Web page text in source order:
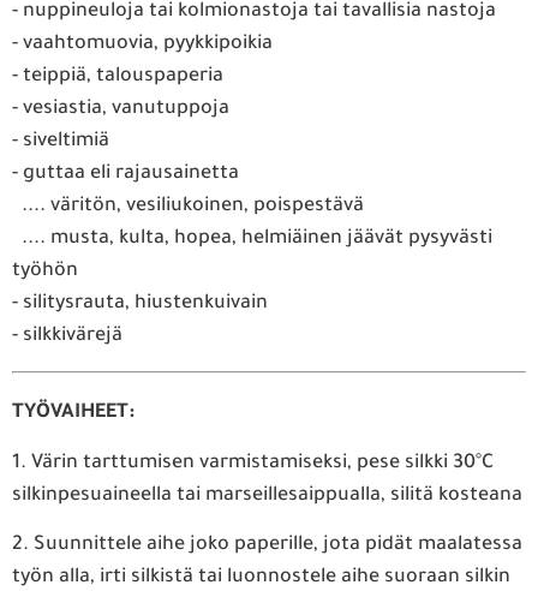
- nuppineuloja tai kolmionastoja tai tavallisia nastoja
- vaahtomuovia, pyykkipoikia
- teippiä, talouspaperia
- vesiastia, vanutuppoja
- siveltimiä
- guttaa eli rajausainetta
.... väritön, vesiliukoinen, poispestävä
.... musta, kulta, hopea, helmiäinen jäävät pysyvästi
työhön
- silitysrauta, hiustenkuivain
- silkkivärejä
TYÖVAIHEET:
1. Värin tarttumisen varmistamiseksi, pese silkki 30°C
silkinpesuaineella tai marseillesaippualla, silitä kosteana
2. Suunnittele aihe joko paperille, jota pidät maalatessa
työn alla, irti silkistä tai luonnostele aihe suoraan silkin